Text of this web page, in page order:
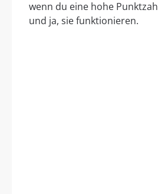
wenn du eine hohe
und ja, sie funktionieren.